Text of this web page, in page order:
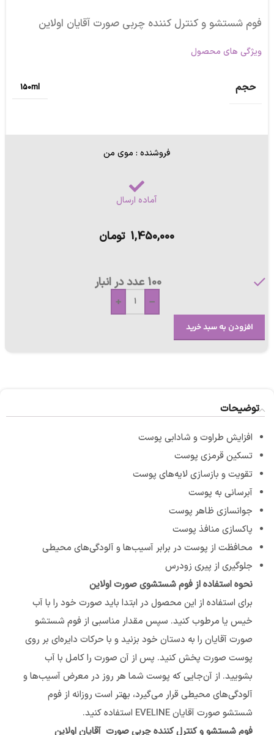
فوم شستشو و کنترل کننده چربی صورت آقایان اولاین
ویژگی های محصول
حجم 150ml
فروشنده : موی من
آماده ارسال
1,450,000 تومان
100 عدد در انبار
-
+
افزودن به سبد خرید
توضیحات
افزایش طراوت و شادابی پوست
تسکین قرمزی پوست
تقویت و بازسازی لایه‌های پوست
آبرسانی به پوست
جوانسازی ظاهر پوست
پاکسازی منافذ پوست
محافظت از پوست در برابر آسیب‌ها و آلودگی‌های محیطی
جلوگیری از پیری زودرس
نحوه استفاده از فوم شستشوی صورت اولاین
برای استفاده از این محصول در ابتدا باید صورت خود را با آب
خیس یا مرطوب کنید. سپس مقدار مناسبی از فوم شستشو
صورت آقایان را به دستان خود بزنید و با حرکات دایره‌ای بر روی
پوست صورت پخش کنید. پس از آن صورت را کامل با آب
بشویید. از آن‌جایی که پوست شما هر روز در معرض آسیب‌ها و
آلودگی‌های محیطی قرار می‌گیرد، بهتر است روزانه از فوم
شستشو صورت آقایان EVELINE استفاده کنید.
فوم شستشو و کنترل کننده چربی صورت آقایان اولاین